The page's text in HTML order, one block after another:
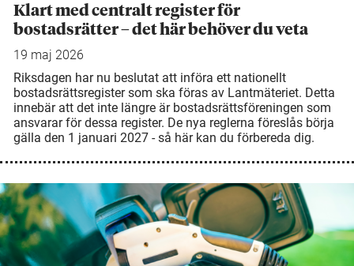
Klart med centralt register för
bostadsrätter – det här behöver du veta
19 maj 2026
Riksdagen har nu beslutat att införa ett nationellt
bostadsrättsregister som ska föras av Lantmäteriet. Detta
innebär att det inte längre är bostadsrättsföreningen som
ansvarar för dessa register. De nya reglerna föreslås börja
gälla den 1 januari 2027 - så här kan du förbereda dig.